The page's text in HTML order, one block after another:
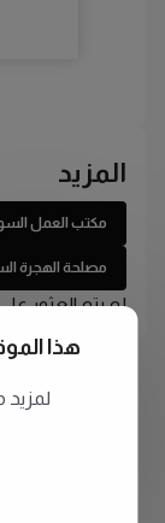
المزيد
مكتب العمل
مصلحة الهجرة
لم يتم العثور
هذا
لمزيد